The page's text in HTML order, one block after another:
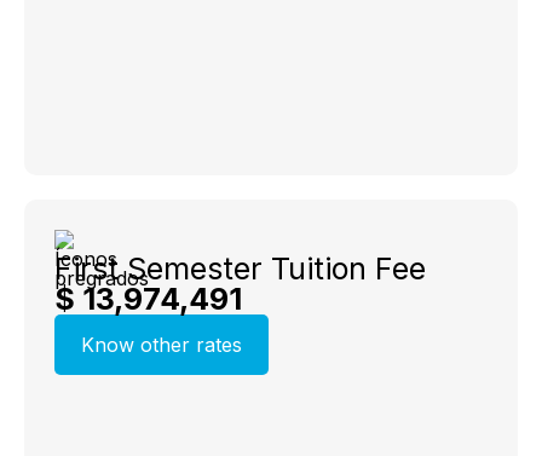
First Semester Tuition Fee
$ 13,974,491
Know other rates